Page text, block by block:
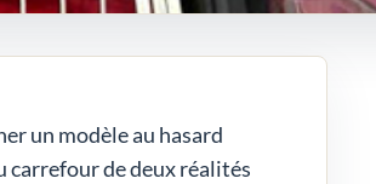
un modèle au hasard
carrefour de deux réalités